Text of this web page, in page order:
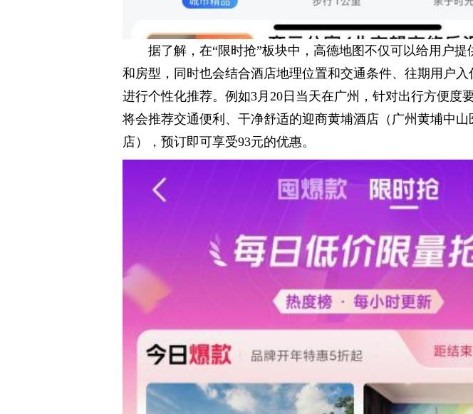
据了解，在“限时抢”板块中，高德地图不仅可以给用户
和房型，同时也会结合酒店地理位置和交通条件、往期用户入
进行个性化推荐。例如3月20日当天在广州，针对出行方便度
将会推荐交通便利、干净舒适的迎商黄埔酒店（广州黄埔中
店），预订即可享受93元的优惠。